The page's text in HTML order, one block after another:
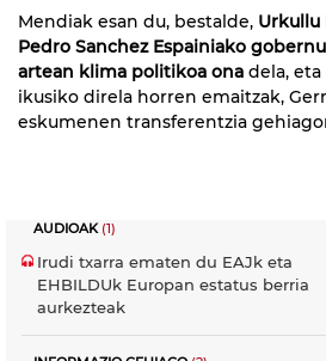
Mendiak esan du, bestalde, Urkullu
Pedro Sanchez Espainiako
artean klima politikoa ona dela,
ikusiko direla horren emaitzak,
eskumenen transferentzia
AUDIOAK (1)
Irudi txarra ematen du EAJk eta
EHBILDUk Europan estatus berria
aurkezteak